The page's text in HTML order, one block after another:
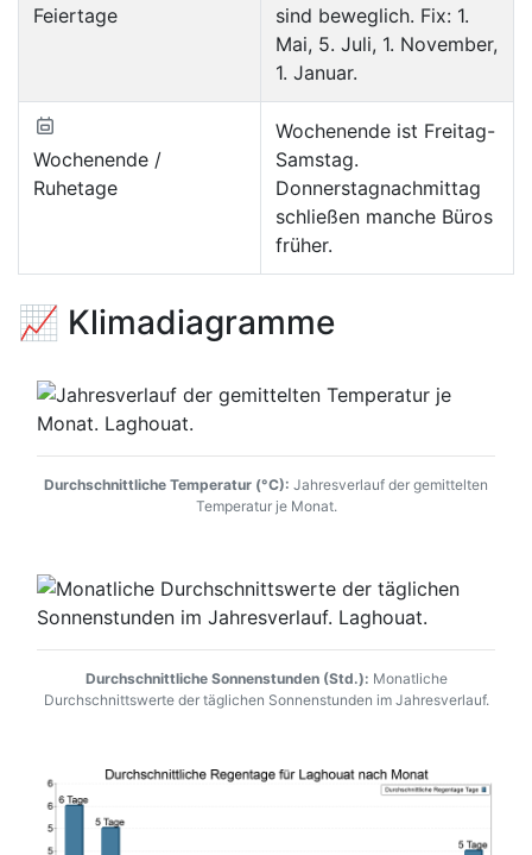
Feiertage
sind beweglich. Fix: 1.
Mai, 5. Juli, 1. November,
1. Januar.
Wochenende /
Ruhetage
Wochenende ist Freitag-
Samstag.
Donnerstagnachmittag
schließen manche Büros
früher.
📈 Klimadiagramme
Durchschnittliche Temperatur (°C): Jahresverlauf der gemittelten
Temperatur je Monat.
Durchschnittliche Sonnenstunden (Std.): Monatliche
Durchschnittswerte der täglichen Sonnenstunden im Jahresverlauf.